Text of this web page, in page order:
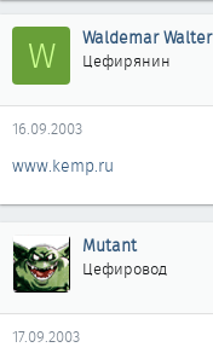
W Waldemar Walter
Цефирянин
16.09.2003
www.kemp.ru
Mutant
Цефировод
17.09.2003